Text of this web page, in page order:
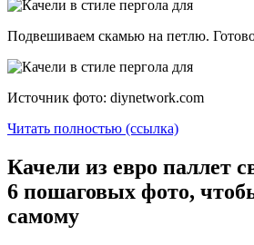
Подвешиваем скамью на петлю.
Источник фото: diynetwork.com
Читать полностью (ссылка)
Качели из евро паллет
6 пошаговых фото,
самому